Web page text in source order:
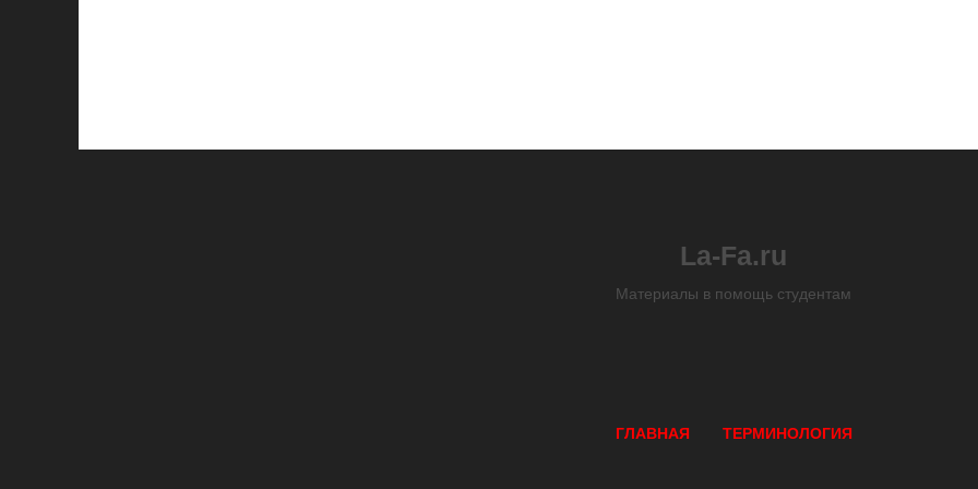
La-Fa.ru
Материалы в помощь студентам
ГЛАВНАЯ ТЕРМИНОЛОГИЯ